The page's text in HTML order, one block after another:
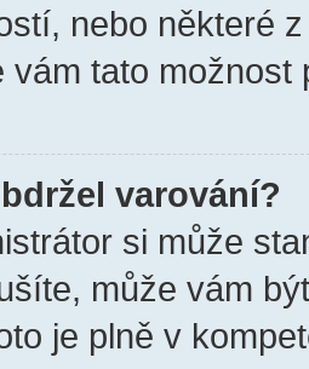
nebo některé
vám tato
varování?
si může
může vám
je plně v